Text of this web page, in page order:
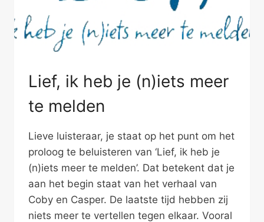
Lief, ik heb je (n)iets meer
te melden
Lieve luisteraar, je staat op het punt om het
proloog te beluisteren van ‘Lief, ik heb je
(n)iets meer te melden’. Dat betekent dat je
aan het begin staat van het verhaal van
Coby en Casper. De laatste tijd hebben zij
niets meer te vertellen tegen elkaar. Vooral